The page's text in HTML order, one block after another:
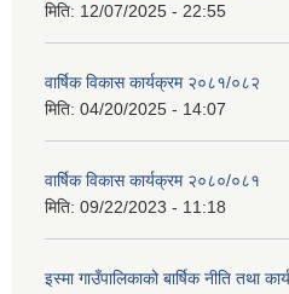
मिति: 12/07/2025 - 22:55
वार्षिक विकास कार्यक्रम २०८१/०८२
मिति: 04/20/2025 - 14:07
वार्षिक विकास कार्यक्रम २०८०/०८१
मिति: 09/22/2023 - 11:18
इस्मा गाउँपालिकाको बार्षिक नीति तथा